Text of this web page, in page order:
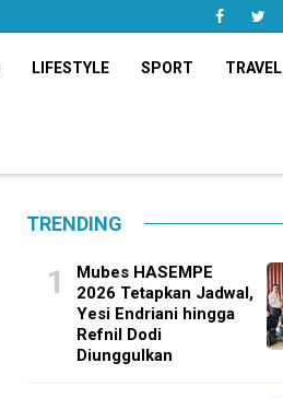
LIFESTYLE SPORT TRAVEL
TRENDING
Mubes HASEMPE
2026 Tetapkan Jadwal,
Yesi Endriani hingga
Refnil Dodi
Diunggulkan